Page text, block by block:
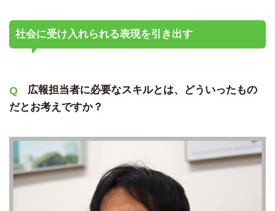
社会に受け入れられる表現を引き出す
広報担当者に必要なスキルとは、どういったもの
だとお考えですか？